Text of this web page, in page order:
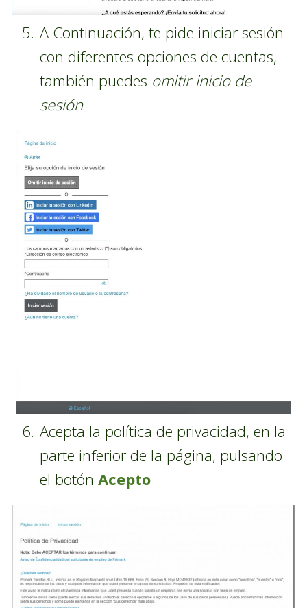
A Continuación, te pide iniciar sesión
con diferentes opciones de cuentas,
también puedes omitir inicio de
sesión
Acepta la política de privacidad, en la
parte inferior de la página, pulsando
el botón Acepto